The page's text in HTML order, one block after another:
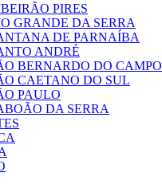
PIRES
GRANDE DA SERRA
DE PARNAÍBA
ANDRÉ
BERNARDO DO CAMPO
CAETANO DO SUL
PAULO
DA SERRA